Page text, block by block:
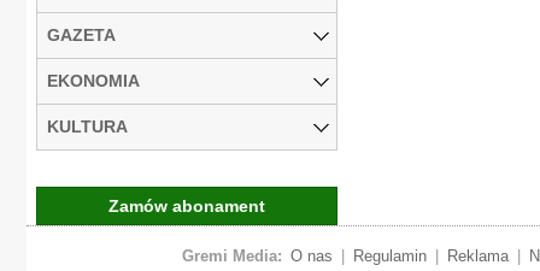
GAZETA
EKONOMIA
KULTURA
Zamów abonament
Gremi Media: O nas Regulamin Reklama